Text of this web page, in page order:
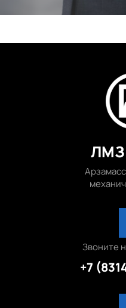
ЛМЗ
+7
Звоните